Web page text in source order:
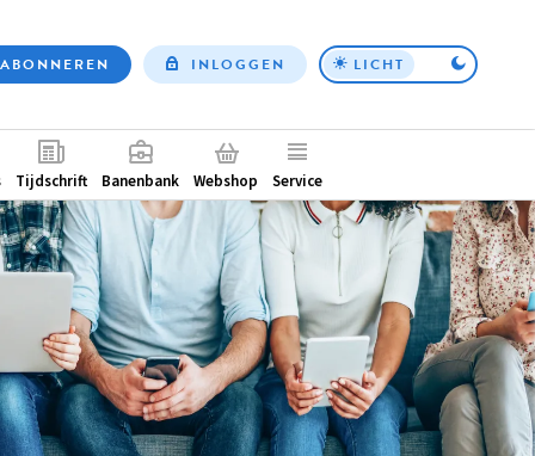
Top
ABONNEREN INLOGGEN LICHT
Tijdschrift Banenbank Webshop Service